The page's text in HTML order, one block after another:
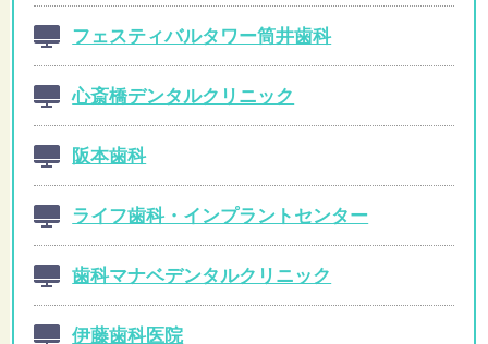
フェスティバルタワー筒井歯科
心斎橋デンタルクリニック
阪本歯科
ライフ歯科・インプラントセンター
歯科マナベデンタルクリニック
伊藤歯科医院